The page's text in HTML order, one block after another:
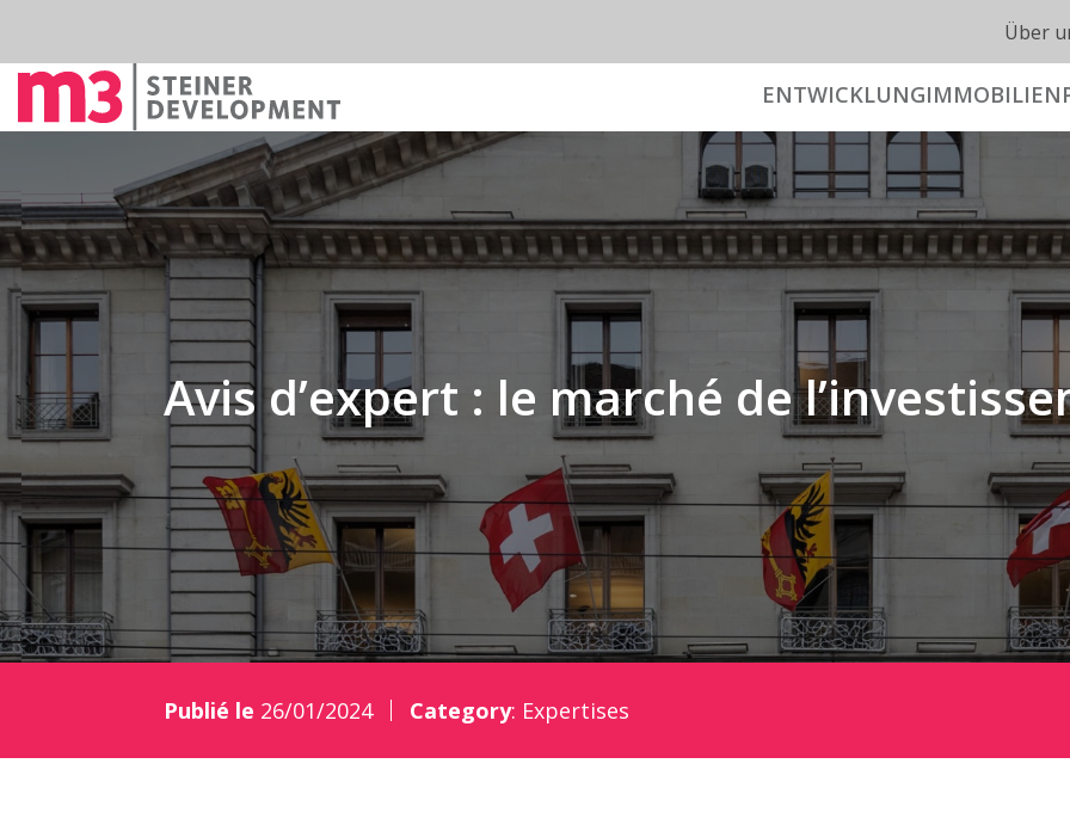
Über
ENTWICKLUNG
Avis d’expert : le marché de
Publié le 26/01/2024 Category: Expertises